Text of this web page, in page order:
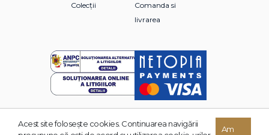
Colecții
Comanda si
livrarea
© 2026 Grupul Editorial TREI. Toate drepturile rezervate.
Acest site foloseşte cookies. Continuarea navigării
Am